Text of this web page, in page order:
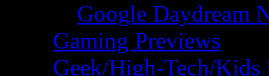
Google Daydream
Gaming Previews
Geek/High-Tech/Kids